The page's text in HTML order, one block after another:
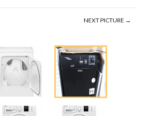
NEXT PICTURE →